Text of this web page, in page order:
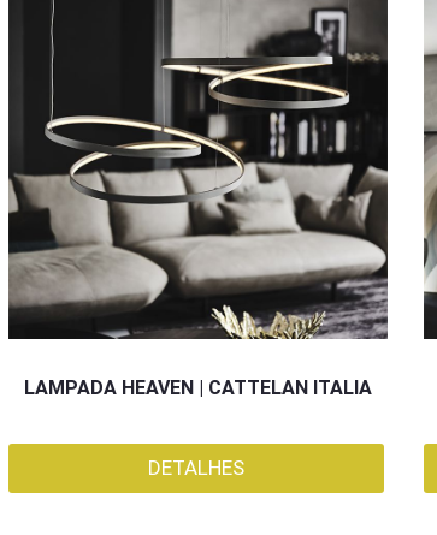
LAMPADA HEAVEN | CATTELAN ITALIA
DETALHES